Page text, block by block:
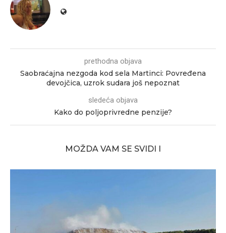
prethodna objava
Saobraćajna nezgoda kod sela Martinci: Povređena
devojčica, uzrok sudara još nepoznat
sledeća objava
Kako do poljoprivredne penzije?
MOŽDA VAM SE SVIDI I